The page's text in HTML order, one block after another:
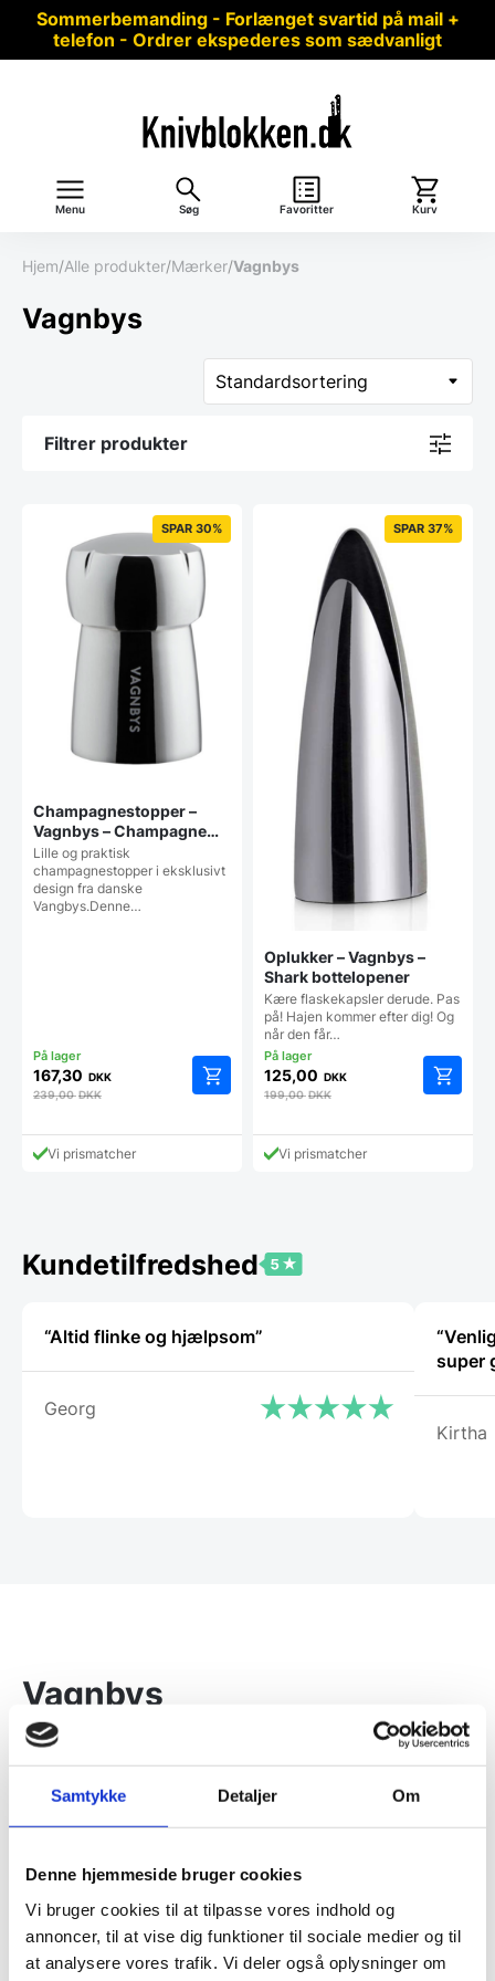
Samtykke Detaljer Om
Denne hjemmeside bruger cookies
Vi bruger cookies til at tilpasse vores indhold og
annoncer, til at vise dig funktioner til sociale medier og til
at analysere vores trafik. Vi deler også oplysninger om
Sommerbemanding - Forlænget svartid på mail +
telefon - Ordrer ekspederes som sædvanligt
Menu Søg Favoritter Kurv
Hjem/Alle produkter/Mærker/Vagnbys
Vagnbys
Filtrer produkter
SPAR 30%
Champagnestopper –
Vagnbys – Champagne
stopper
Lille og praktisk
champagnestopper i eksklusivt
design fra danske
Vangbys.Denne…
167,30 DKK
239,00DKK
Vi prismatcher
SPAR 37%
Oplukker – Vagnbys –
Shark bottelopener
Kære flaskekapsler derude. Pas
på! Hajen kommer efter dig! Og
når den får…
125,00 DKK
199,00DKK
Vi prismatcher
Kundetilfredshed
“Altid flinke og hjælpsom”
Georg
Kirtha
Vagnbys
Vagnbys – dansk kvalitet og
håndværk i køkkenknive
producent af køkkenknive, der kombinerer
traditionelt dansk håndværk med moderne design og
funktionalitet. På knivblokken.dk finder du et bredt
udvalg af Vagnbys knive, som er kendt for deres